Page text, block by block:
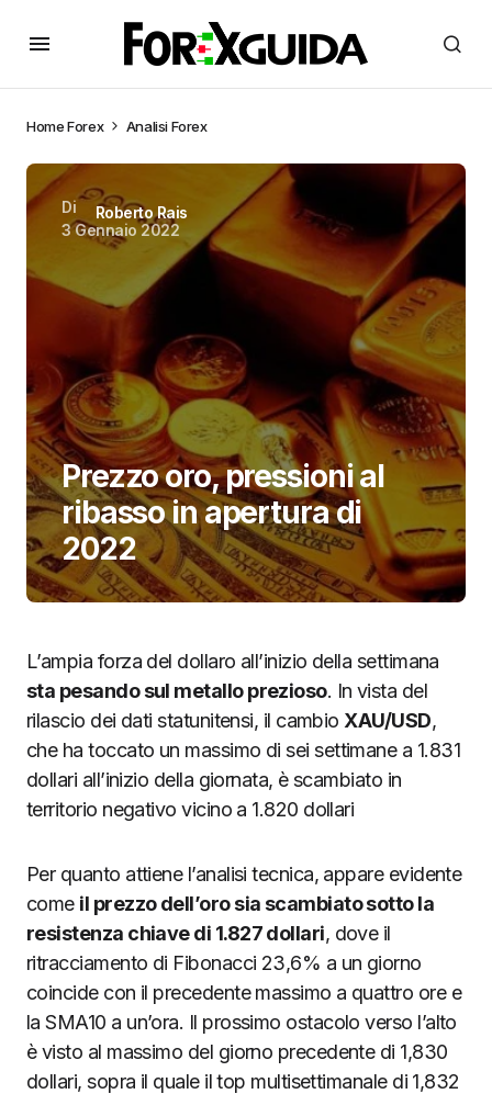
HomeForex Analisi Forex
Di
Roberto Rais
3 Gennaio 2022
Prezzo oro, pressioni al
ribasso in apertura di
2022
L’ampia forza del dollaro all’inizio della settimana
sta pesando sul metallo prezioso. In vista del
rilascio dei dati statunitensi, il cambio XAU/USD,
che ha toccato un massimo di sei settimane a 1.831
dollari all’inizio della giornata, è scambiato in
territorio negativo vicino a 1.820 dollari
Per quanto attiene l’analisi tecnica, appare evidente
come il prezzo dell’oro sia scambiato sotto la
resistenza chiave di 1.827 dollari, dove il
ritracciamento di Fibonacci 23,6% a un giorno
coincide con il precedente massimo a quattro ore e
la SMA10 a un’ora. Il prossimo ostacolo verso l’alto
è visto al massimo del giorno precedente di 1,830
dollari, sopra il quale il top multisettimanale di 1,832